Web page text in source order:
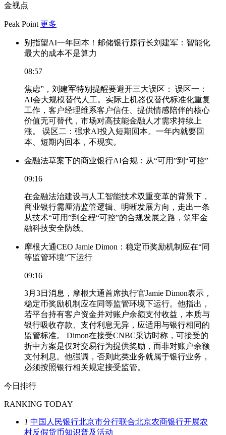
金视点
Peak Point 更多
别指望AI一年回本！邮储银行原行长刘建军：智能化
最大的成本不是算力
08:57
焦虑”，刘建军特别提醒要避开三大误区： 误区一：
AI会大规模替代人工。实际上机器仅替代标准化重复
工作，客户经理维系客户信任、提供情感陪伴的核心
价值无可替代，市场对高技能金融人才需求持续上
涨。 误区二：强求AI投入短期回本。一年内就要回
本、短期内回本，不现实。
金融法草案下的商业银行AI合规：从“可用”到“可控”
09:16
在金融法治建设与人工智能技术双重变革的背景下，
商业银行需厘清监管逻辑、明晰发展方向，走出一条
从技术“可用”到全程“可控”的合规发展之路，筑牢金
融科技安全防线。
摩根大通CEO Jamie Dimon：稳定币奖励机制应在“同
等监管环境”下运行
09:16
3月3日消息，摩根大通首席执行官Jamie Dimon表示，
稳定币奖励机制应在同等监管环境下运行。他指出，
若平台持有客户资金并对账户余额支付收益，本质与
银行吸收存款、支付利息无异，应适用与银行相同的
监管标准。 Dimon在接受CNBC采访时称，可接受的
折中方案是仅对交易行为提供奖励，而非对账户余额
支付利息。他强调，否则此类业务就属于银行业务，
必须按照银行相关规定接受监管。
今日排行
RANKING TODAY
1 中国人民银行北京市分行联合北京农商银行开展农
村反假货币知识普及活动